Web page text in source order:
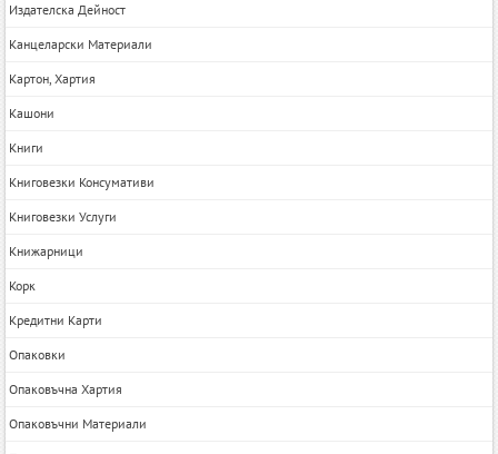
Издателска Дейност
Канцеларски Материали
Картон, Хартия
Кашони
Книги
Книговезки Консумативи
Книговезки Услуги
Книжарници
Корк
Кредитни Карти
Опаковки
Опаковъчна Хартия
Опаковъчни Материали